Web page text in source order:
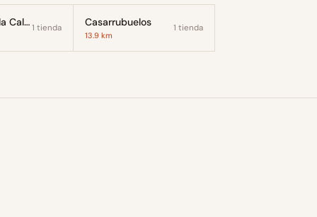
Torrejón de la Calzada 1 tienda Casarrubuelos
13.9 km
1 tienda